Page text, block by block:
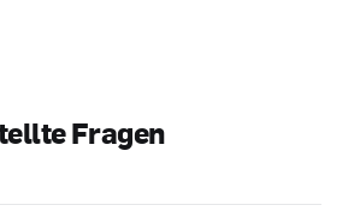
ellteFragen